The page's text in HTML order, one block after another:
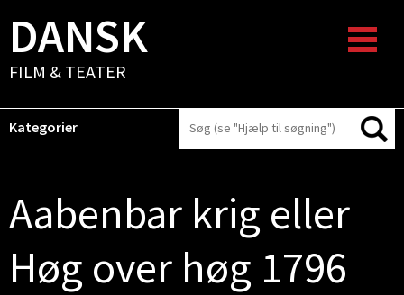
DANSK
FILM & TEATER
Kategorier
Aabenbar krig eller
Høg over høg 1796